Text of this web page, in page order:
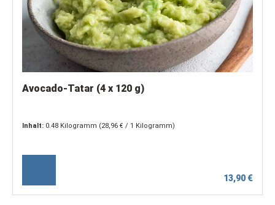
Avocado-Tatar (4 x 120 g)
Inhalt: 0.48 Kilogramm (28,96 € / 1 Kilogramm)
13,90 €